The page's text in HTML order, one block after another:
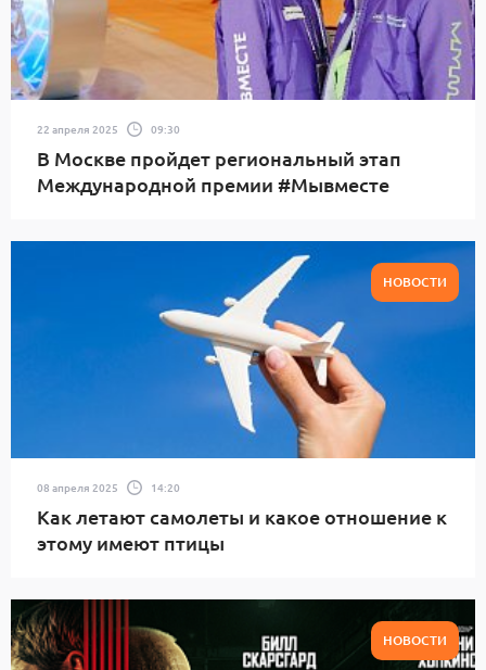
22 апреля 2025 09:30
В Москве пройдет региональный этап
Международной премии #Мывместе
НОВОСТИ
08 апреля 2025 14:20
Как летают самолеты и какое отношение к
этому имеют птицы
НОВОСТИ